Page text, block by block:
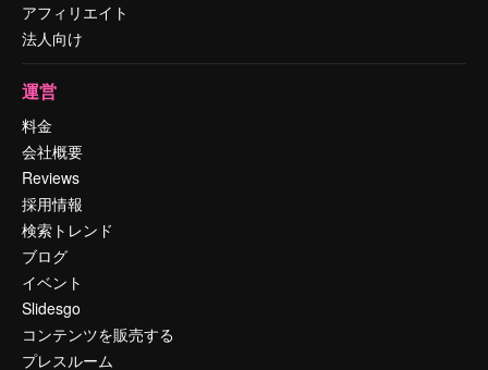
アフィリエイト
法人向け
運営
料金
会社概要
Reviews
採用情報
検索トレンド
ブログ
イベント
Slidesgo
コンテンツを販売する
プレスルーム